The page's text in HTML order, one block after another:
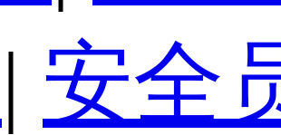
| 安全